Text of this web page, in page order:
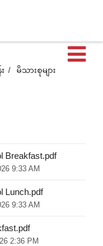
ဖွ
မိသားစုများ
Breakfast.pdf
9:33 AM
Lunch.pdf
9:33 AM
2:36 PM